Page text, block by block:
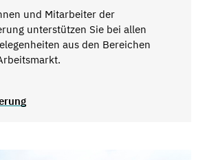
und Mitarbeiter der
unterstützen Sie bei allen
aus den Bereichen